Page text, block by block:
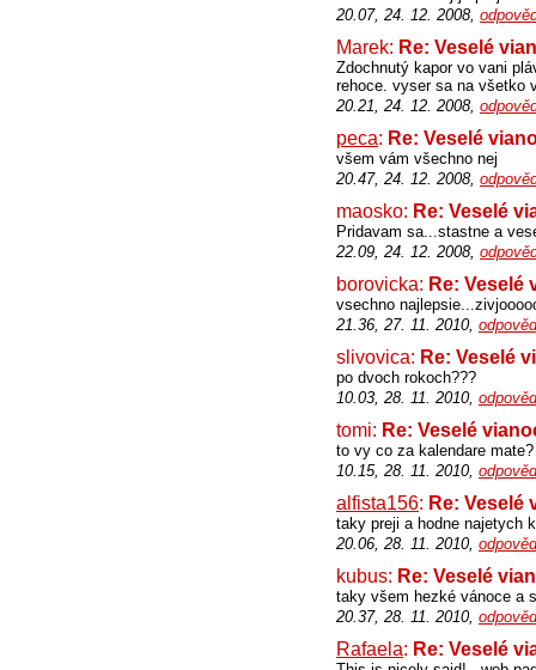
20.07, 24. 12. 2008,
Marek: Re: Veselé
Zdochnutý kapor vo vani
rehoce. vyser sa na všetko
20.21, 24. 12. 2008,
peca: Re: Veselé
všem vám všechno nej
20.47, 24. 12. 2008,
maosko: Re: Veselé
Pridavam sa...stastne a
22.09, 24. 12. 2008,
borovicka: Re: Veselé
vsechno
21.36, 27. 11. 2010,
slivovica: Re: Veselé
po dvoch rokoch???
10.03, 28. 11. 2010,
tomi: Re: Veselé
to vy co za kalendare mate?
10.15, 28. 11. 2010,
alfista156: Re: Veselé
taky preji a hodne najetych
20.06, 28. 11. 2010,
kubus: Re: Veselé
taky všem hezké vánoce a
20.37, 28. 11. 2010,
Rafaela: Re: Veselé